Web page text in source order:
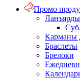
Промо
Ланъярды
Карманы
Браслеты
Брелоки